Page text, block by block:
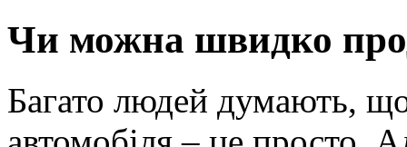
Чи можна швидко
Багато людей думають,